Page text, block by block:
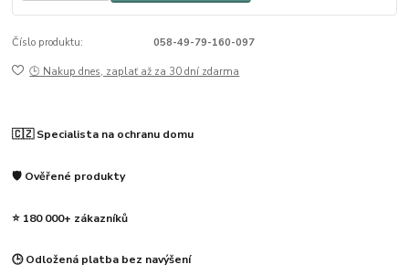
Číslo produktu: 058-49-79-160-097
🕒 Nakup dnes, zaplať až za 30 dní zdarma
🇨🇿 Specialista na ochranu domu
🛡️ Ověřené produkty
⭐ 180 000+ zákazníků
🕒 Odložená platba bez navýšení